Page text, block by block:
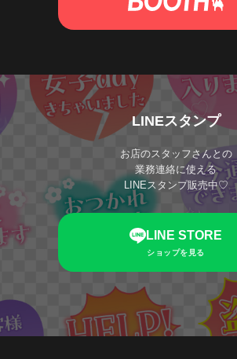
LINEスタンプ
お店のスタッフさんとの
業務連絡に使える
LINEスタンプ販売中♡
LINE STORE
ショップを見る